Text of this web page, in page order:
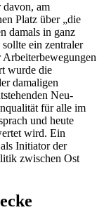
davon, am
Platz über „die
damals in ganz
ein zentraler
wurde die
damaligen
Neu-
für alle im
und heute
wird. Ein
Initiator der
zwischen Ost